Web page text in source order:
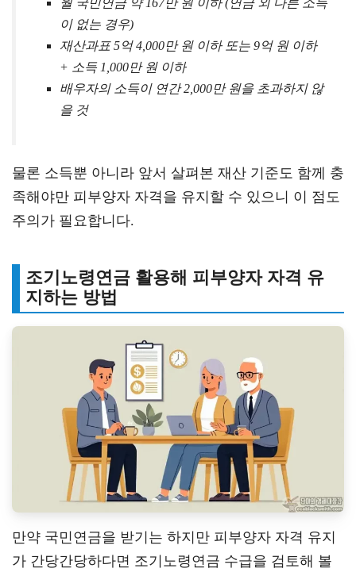
월 국민연금 약 167만 원 이하 (연금 외 다른 소득
이 없는 경우)
재산과표 5억 4,000만 원 이하 또는 9억 원 이하
+ 소득 1,000만 원 이하
배우자의 소득이 연간 2,000만 원을 초과하지 않
을 것
물론 소득뿐 아니라 앞서 살펴본 재산 기준도 함께 충
족해야만 피부양자 자격을 유지할 수 있으니 이 점도
주의가 필요합니다.
조기노령연금 활용해 피부양자 자격 유
지하는 방법
만약 국민연금을 받기는 하지만 피부양자 자격 유지
가 간당간당하다면 조기노령연금 수급을 검토해 볼